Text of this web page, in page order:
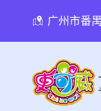
广州市番